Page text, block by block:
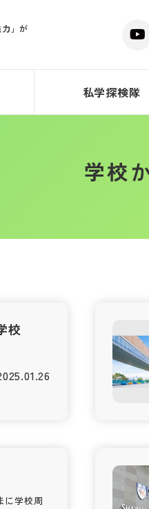
力」が
私学探検隊
学校
校
に学校周